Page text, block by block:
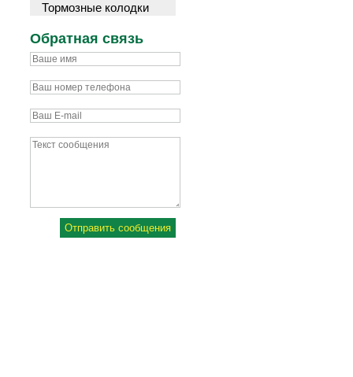
Тормозные колодки
Обратная связь